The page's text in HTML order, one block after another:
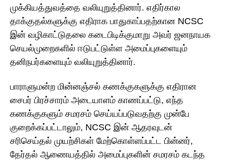
முக்கியத்துவத்தை வலியுறுத்தினார். எதிர்கால
தாக்குதல்களுக்கு எதிராக பாதுகாப்பதற்கான NCSC
இன் வழிகாட்டுதலை கடைபிடிக்குமாறு அவர் ஜனநாயக
செயல்முறைகளில் ஈடுபட்டுள்ள அமைப்புகளையும்
தனிநபர்களையும் வலியுறுத்தினார்.
பாராளுமன்ற மின்னஞ்சல் கணக்குகளுக்கு எதிரான
சைபர் பிரச்சாரம் அடையாளம் காணப்பட்டு, எந்த
கணக்குகளும் சமரசம் செய்யப்படுவதற்கு முன்பே
குறைக்கப்பட்டாலும், NCSC இன் ஆதரவுடன்
சரிசெய்தல் முயற்சிகள் மேற்கொள்ளப்பட்ட பின்னர்,
தேர்தல் ஆணையத்தில் அமைப்புகளின் சமரசம் கடந்த